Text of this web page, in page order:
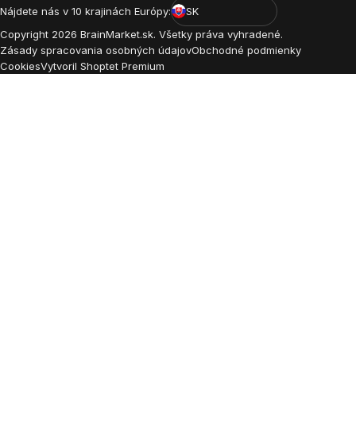
Nájdete nás v 10 krajinách Európy:
SK
Copyright 2026 BrainMarket.sk. Všetky práva vyhradené.
Zásady spracovania osobných údajovObchodné podmienky
CookiesVytvoril Shoptet Premium